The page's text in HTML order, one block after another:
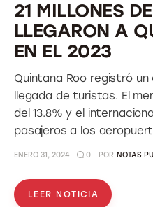
21 MILLONES
LLEGARON A
EN EL 2023
Quintana Roo registró
llegada de turistas. El
del 13.8% y el
pasajeros a los
ENERO 31, 2024 0 POR NOTAS
LEER NOTICIA